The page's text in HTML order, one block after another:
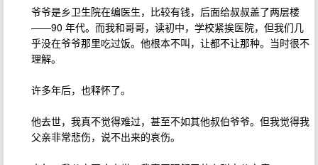
爷爷是乡卫生院在编医生，比较有钱，后面给叔叔盖了两层楼
——90 年代。而我和哥哥，读初中，学校紧挨医院，但我们几
乎没在爷爷那里吃过饭。他根本不叫，让都不让那种。当时很不
理解。
许多年后，也释怀了。
他去世，我真不觉得难过，甚至不如其他叔伯爷爷。但我觉得我
父亲非常悲伤，说不出来的哀伤。